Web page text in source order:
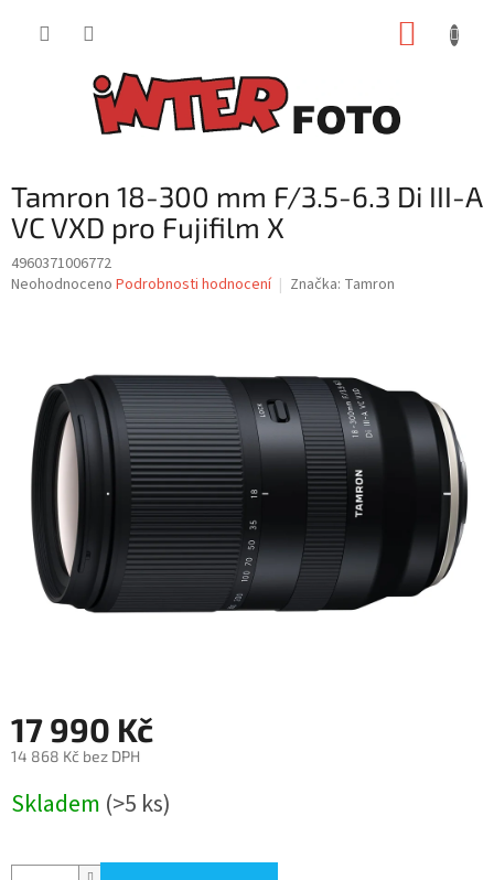
Tamron 18-300 mm F/3.5-6.3 Di III-A
VC VXD pro Fujifilm X
4960371006772
Průměrné
hvězdiček.
Neohodnoceno Podrobnosti hodnocení Značka: Tamron
17 990 Kč
14 868 Kč bez DPH
cena:
Skladem (>5 ks)